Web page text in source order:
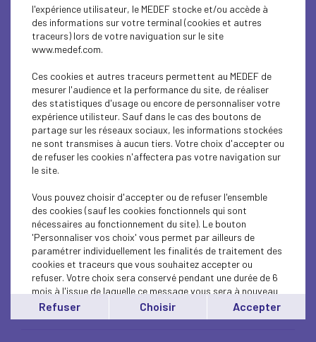
Les rapports annuels 2024 du Medef
Lire l'article
INTERNATIONAL-EUROPE
Cyclone Chido à Mayotte : le Medef aux côtés
des Mahorais !
Lire l'article
l'expérience utilisateur, le MEDEF stocke et/ou accède à
des informations sur votre terminal (cookies et autres
traceurs) lors de votre naviguation sur le site
www.medef.com.
Ces cookies et autres traceurs permettent au MEDEF de
mesurer l'audience et la performance du site, de réaliser
des statistiques d'usage ou encore de personnaliser votre
expérience utilisteur. Sauf dans le cas des boutons de
partage sur les réseaux sociaux, les informations stockées
ne sont transmises à aucun tiers. Votre choix d'accepter ou
de refuser les cookies n'affectera pas votre navigation sur
le site.
Vous pouvez choisir d'accepter ou de refuser l'ensemble
des cookies (sauf les cookies fonctionnels qui sont
nécessaires au fonctionnement du site). Le bouton
'Personnaliser vos choix' vous permet par ailleurs de
paramétrer individuellement les finalités de traitement des
cookies et traceurs que vous souhaitez accepter ou
refuser. Votre choix sera conservé pendant une durée de 6
mois à l'issue de laquelle ce message vous sera à nouveau
affiché..
Vous pouvez modifier votre choix à tout moment en
Refuser Choisir Accepter